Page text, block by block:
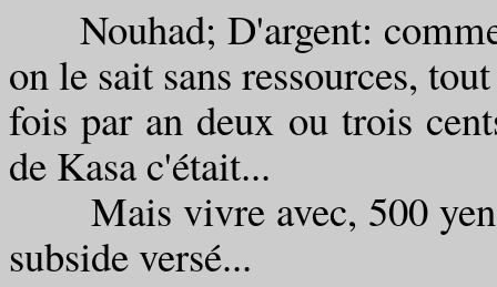
Nouhad; D'argent: comme
on le sait sans ressources,
fois par an deux ou trois
de Kasa c'était...
Mais vivre avec, 500
subside versé...